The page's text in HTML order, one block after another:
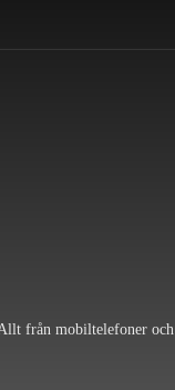
från mobiltelefoner och